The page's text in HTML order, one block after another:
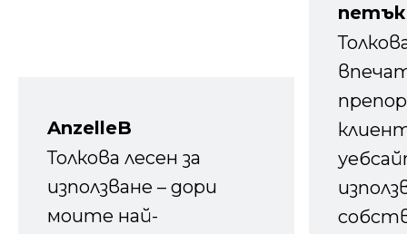
AnzelleB
Толкова лесен за
използване – дори
моите най-